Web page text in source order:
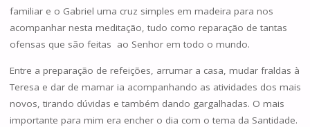
familiar e o Gabriel uma cruz simples em madeira para nos
acompanhar nesta meditação, tudo como reparação de tantas
ofensas que são feitas ao Senhor em todo o mundo.
Entre a preparação de refeições, arrumar a casa, mudar fraldas à
Teresa e dar de mamar ia acompanhando as atividades dos mais
novos, tirando dúvidas e também dando gargalhadas. O mais
importante para mim era encher o dia com o tema da Santidade.